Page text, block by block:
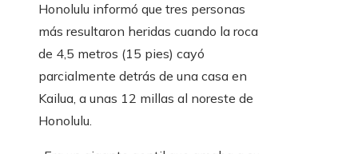
Honolulu informó que tres personas
más resultaron heridas cuando la roca
de 4,5 metros (15 pies) cayó
parcialmente detrás de una casa en
Kailua, a unas 12 millas al noreste de
Honolulu.